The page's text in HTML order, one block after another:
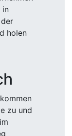
in
holen
kommen
zu und